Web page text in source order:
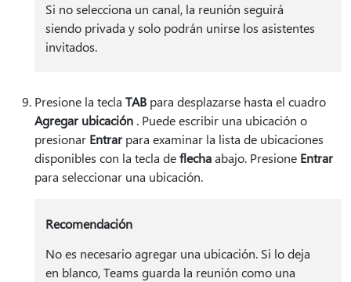
Si no selecciona un canal, la reunión seguirá
siendo privada y solo podrán unirse los asistentes
invitados.
Presione la tecla TAB para desplazarse hasta el cuadro
Agregar ubicación . Puede escribir una ubicación o
presionar Entrarpara examinar la lista de ubicaciones
disponibles con la tecla deflechaabajo. Presione Entrar
para seleccionar una ubicación.
Recomendación
No es necesario agregar una ubicación. Si lo deja
en blanco, Teams guarda la reunión como una